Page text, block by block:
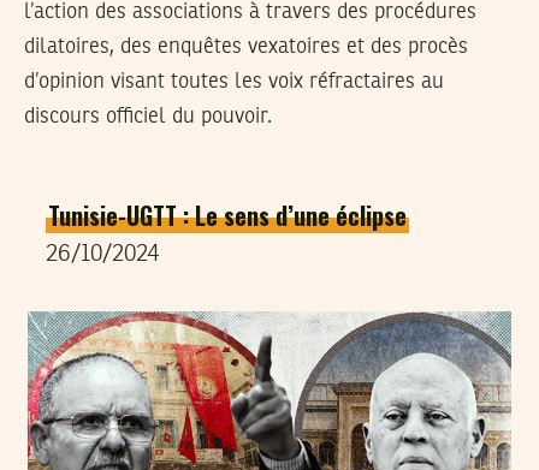
l’action des associations à travers des procédures
dilatoires, des enquêtes vexatoires et des procès
d’opinion visant toutes les voix réfractaires au
discours officiel du pouvoir.
Tunisie-UGTT : Le sens d’une éclipse
26/10/2024